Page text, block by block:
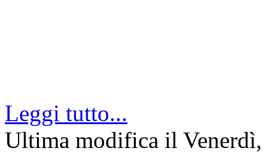
Leggi tutto...
Ultima modifica il